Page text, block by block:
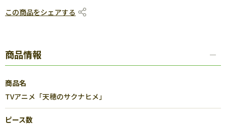
この商品をシェアする
商品情報
商品名
TVアニメ「天穂のサクナヒメ」
ピース数